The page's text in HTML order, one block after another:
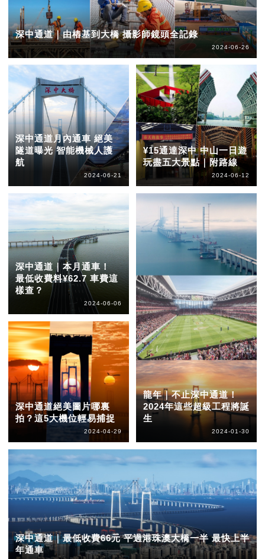
深中通道｜由樁基到大橋 攝影師鏡頭全記錄
2024-06-26
深中通道月內通車 絕美
隧道曝光 智能機械人護
航
2024-06-21
¥15通達深中 中山一日遊
玩盡五大景點｜附路線
2024-06-12
深中通道｜本月通車！
最低收費料¥62.7 車費這
樣查？
2024-06-06
深中通道絕美圖片哪裏
拍？這5大機位輕易捕捉
2024-04-29
龍年｜不止深中通道！
2024年這些超級工程將誕
生
2024-01-30
深中通道｜最低收費66元 平過港珠澳大橋一半 最快上半
年通車